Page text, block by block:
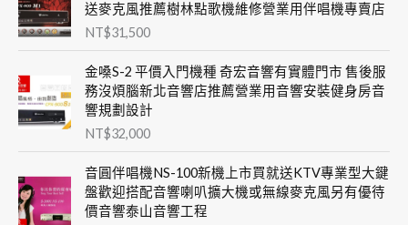
送麥克風推薦樹林點歌機維修營業用伴唱機專賣店
NT$31,500
金嗓S-2 平價入門機種 奇宏音響有實體門市 售後服
務沒煩腦新北音響店推薦營業用音響安裝健身房音
響規劃設計
NT$32,000
音圓伴唱機NS-100新機上市買就送KTV專業型大鍵
盤歡迎搭配音響喇叭擴大機或無線麥克風另有優待
價音響泰山音響工程